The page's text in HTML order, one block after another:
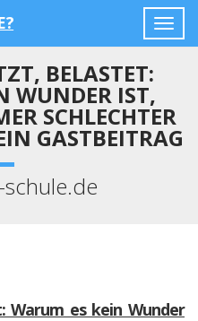
BELASTET:
WUNDER IST,
SCHLECHTER
GASTBEITRAG
Warum es kein Wunder